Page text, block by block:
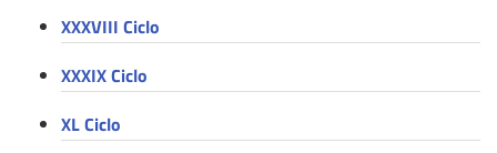
XXXVIII Ciclo
XXXIX Ciclo
XL Ciclo